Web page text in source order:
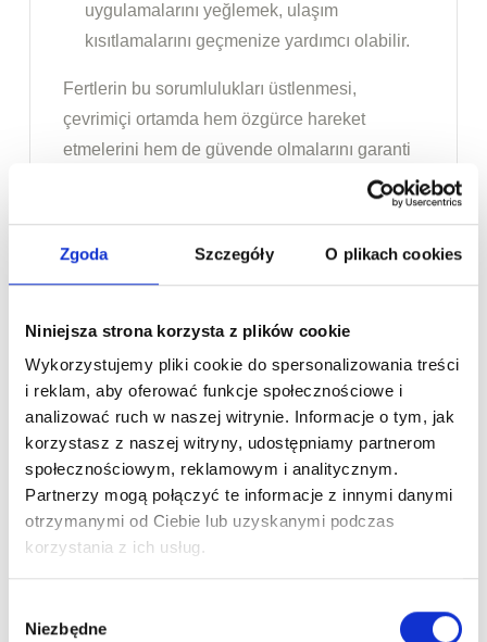
Zgoda Szczegóły O plikach cookies
Niniejsza strona korzysta z plików cookie
Wykorzystujemy pliki cookie do spersonalizowania treści
i reklam, aby oferować funkcje społecznościowe i
analizować ruch w naszej witrynie. Informacje o tym, jak
korzystasz z naszej witryny, udostępniamy partnerom
społecznościowym, reklamowym i analitycznym.
Partnerzy mogą połączyć te informacje z innymi danymi
otrzymanymi od Ciebie lub uzyskanymi podczas
korzystania z ich usług.
zgody
Niezbędne
uygulamalarını yeğlemek, ulaşım
kısıtlamalarını geçmenize yardımcı olabilir.
Fertlerin bu sorumlulukları üstlenmesi,
çevrimiçi ortamda hem özgürce hareket
etmelerini hem de güvende olmalarını garanti
Teknik Çözümler
erişim zorluklarının bütünüyle sona
ermeyeceği, aksine farklı biçimlerde
dönüşeceği öngörülebilir. Bilişimin
gelişmesiyle, ulaşım kısıtlama mekanizmaları
ve bunları geçme biçimleri daha sofistike hale
dönüşecektir. Bu „kovalamaca” oyununun
gelecekteki hareketlerini anlamak, hem kişiler
hem de platform tedarikçileri için önemli bir yer
davranabileceğimizi irdeleyelim: